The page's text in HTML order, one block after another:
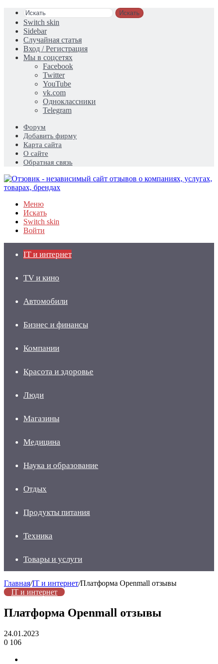
Искать
Switch skin
Sidebar
Случайная статья
Вход / Регистрация
Мы в соцсетях
Facebook
Twitter
YouTube
vk.com
Одноклассники
Telegram
Форум
Добавить фирму
Карта сайта
О сайте
Обратная связь
Меню
Искать
Switch skin
Войти
IT и интернет
TV и кино
Автомобили
Бизнес и финансы
Компании
Красота и здоровье
Люди
Магазины
Медицина
Наука и образование
Отдых
Продукты питания
Техника
Товары и услуги
Главная/IT и интернет/Платформа Openmall отзывы
IT и интернет
Платформа Openmall отзывы
24.01.2023
0 106